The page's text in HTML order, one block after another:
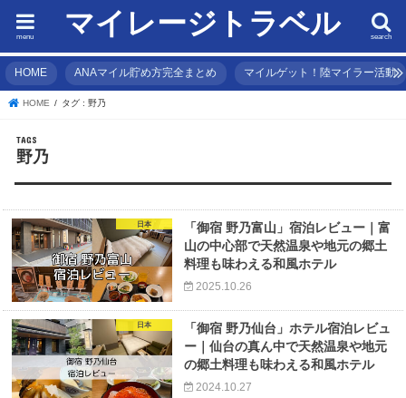
マイレージトラベル search
menu
HOME ANAマイル貯め方完全まとめ マイルゲット！陸マイラー活動
HOME タグ : 野乃
野乃
日本
「御宿 野乃富山」宿泊レビュー｜富
山の中心部で天然温泉や地元の郷土
料理も味わえる和風ホテル
2025.10.26
日本
「御宿 野乃仙台」ホテル宿泊レビュ
ー｜仙台の真ん中で天然温泉や地元
の郷土料理も味わえる和風ホテル
2024.10.27